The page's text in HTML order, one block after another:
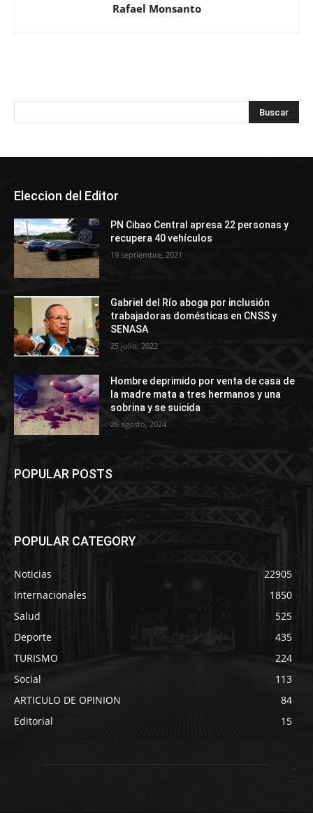
Rafael Monsanto
Eleccion del Editor
PN Cibao Central apresa 22 personas y
recupera 40 vehículos
19 septiembre, 2021
Gabriel del Río aboga por inclusión
trabajadoras domésticas en CNSS y
SENASA
25 julio, 2022
Hombre deprimido por venta de casa de
la madre mata a tres hermanos y una
sobrina y se suicida
26 agosto, 2024
POPULAR POSTS
POPULAR CATEGORY
Noticias
22905
Internacionales
1850
Salud
525
Deporte
435
TURISMO
224
Social
113
ARTICULO DE OPINION
84
Editorial
15